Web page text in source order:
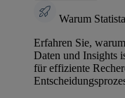
Warum Statista
Erfahren Sie,
Daten und Insights
für effiziente